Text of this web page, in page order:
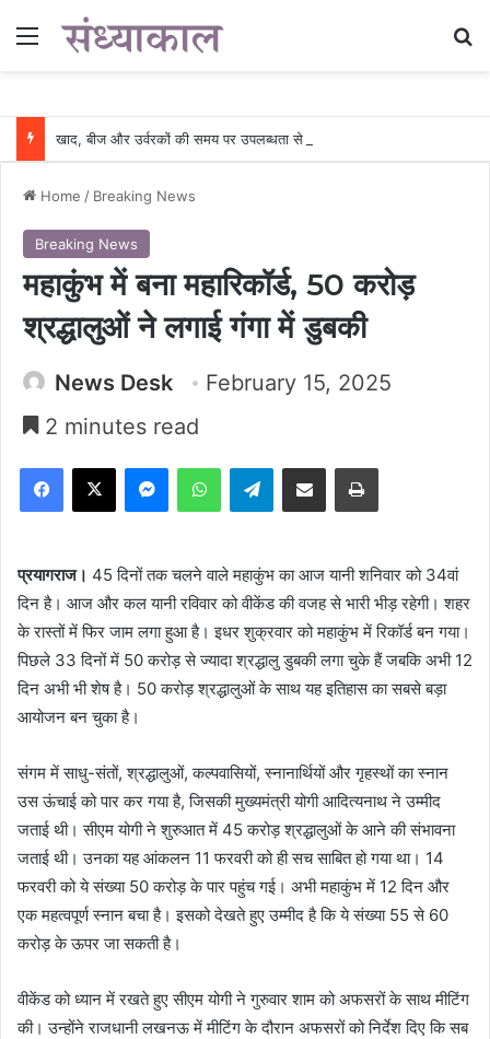
Menu
Home / Breaking News
Breaking News
महाकुंभ में बना महारिकॉर्ड, 50 करोड़
श्रद्धालुओं ने लगाई गंगा में डुबकी
News Desk
February 15, 2025
2 minutes read
Facebook
X MessengerWhatsAppTelegramShare via Email Print
प्रयागराज। 45 दिनों तक चलने वाले महाकुंभ का आज यानी शनिवार को 34वां
दिन है। आज और कल यानी रविवार को वीकेंड की वजह से भारी भीड़ रहेगी। शहर
के रास्तों में फिर जाम लगा हुआ है। इधर शुक्रवार को महाकुंभ में रिकॉर्ड बन गया।
पिछले 33 दिनों में 50 करोड़ से ज्यादा श्रद्धालु डुबकी लगा चुके हैं जबकि अभी 12
दिन अभी भी शेष है। 50 करोड़ श्रद्धालुओं के साथ यह इतिहास का सबसे बड़ा
आयोजन बन चुका है।
संगम में साधु-संतों, श्रद्धालुओं, कल्पवासियों, स्नानार्थियों और गृहस्थों का स्नान
उस ऊंचाई को पार कर गया है, जिसकी मुख्यमंत्री योगी आदित्यनाथ ने उम्मीद
जताई थी। सीएम योगी ने शुरुआत में 45 करोड़ श्रद्धालुओं के आने की संभावना
जताई थी। उनका यह आंकलन 11 फरवरी को ही सच साबित हो गया था। 14
फरवरी को ये संख्या 50 करोड़ के पार पहुंच गई। अभी महाकुंभ में 12 दिन और
एक महत्वपूर्ण स्नान बचा है। इसको देखते हुए उम्मीद है कि ये संख्या 55 से 60
करोड़ के ऊपर जा सकती है।
वीकेंड को ध्यान में रखते हुए सीएम योगी ने गुरुवार शाम को अफसरों के साथ मीटिंग
की। उन्होंने राजधानी लखनऊ में मीटिंग के दौरान अफसरों को निर्देश दिए कि सब